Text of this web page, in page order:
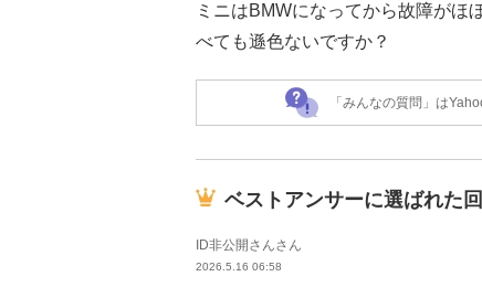
ミニはBMWになってから故障がほ
べても遜色ないですか？
「みんなの質問」は
ベストアンサーに選ばれた
ID非公開さんさん
2026.5.16 06:58